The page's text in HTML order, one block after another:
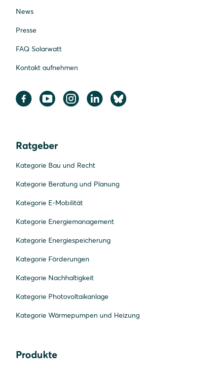
News
Presse
FAQ Solarwatt
Kontakt aufnehmen
Ratgeber
Kategorie Bau und Recht
Kategorie Beratung und Planung
Kategorie E-Mobilität
Kategorie Energiemanagement
Kategorie Energiespeicherung
Kategorie Förderungen
Kategorie Nachhaltigkeit
Kategorie Photovoltaikanlage
Kategorie Wärmepumpen und Heizung
Produkte